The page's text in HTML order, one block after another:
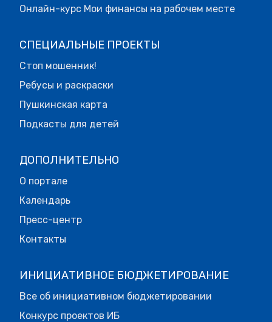
Онлайн-курс Мои финансы на рабочем месте
СПЕЦИАЛЬНЫЕ ПРОЕКТЫ
Стоп мошенник!
Ребусы и раскраски
Пушкинская карта
Подкасты для детей
ДОПОЛНИТЕЛЬНО
О портале
Календарь
Пресс-центр
Контакты
ИНИЦИАТИВНОЕ БЮДЖЕТИРОВАНИЕ
Все об инициативном бюджетировании
Конкурс проектов ИБ